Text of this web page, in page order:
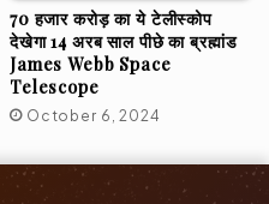
70 हजार करोड़ का ये टेलीस्कोप
देखेगा 14 अरब साल पीछे का ब्रह्मांड
James Webb Space
Telescope
October 6, 2024